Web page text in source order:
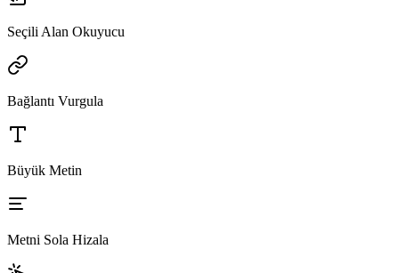
Seçili Alan Okuyucu
Bağlantı Vurgula
Büyük Metin
Metni Sola Hizala